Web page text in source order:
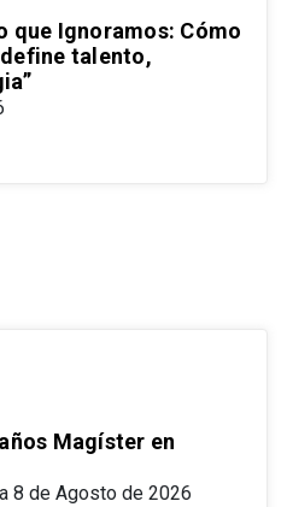
que Ignoramos: Cómo
talento,
Magíster en
8 de Agosto de 2026